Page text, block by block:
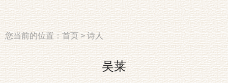
您当前的位置：首页>诗人
吴莱